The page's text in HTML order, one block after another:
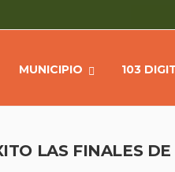
MUNICIPIO 103
LAS FINALES